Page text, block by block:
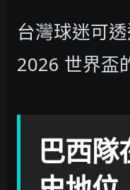
台灣球迷可
2026 世界盃
巴西隊